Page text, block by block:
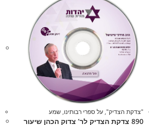
"צדקת הצדיק", על ספרי רבותינו, שמע
890 צדקת הצדיק לר’ צדוק הכהן שיעור